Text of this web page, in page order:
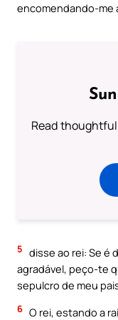
encomendando-me
Read
5 disse ao rei: Se é
agradável, peço-te
sepulcro de meu
6 O rei, estando a